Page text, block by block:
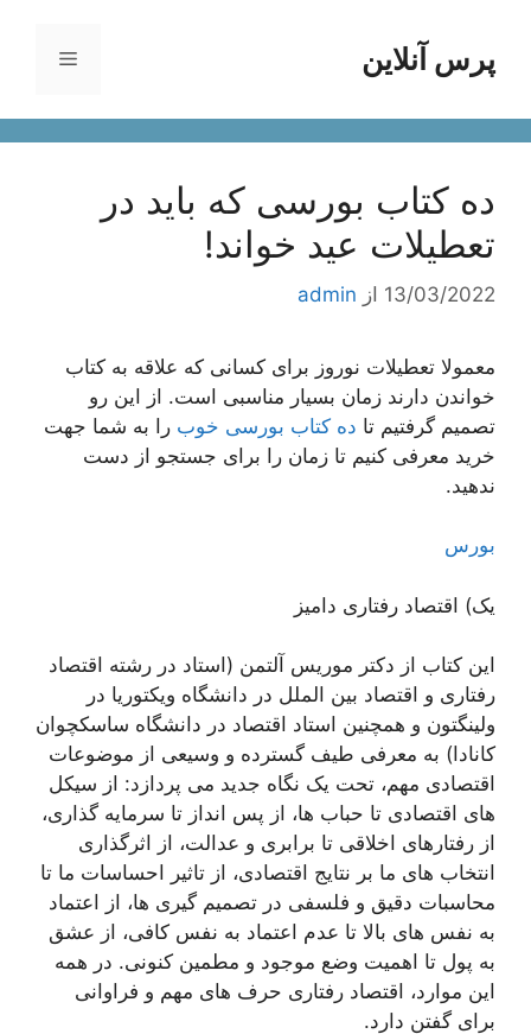
محتواپرس آنلاین فهرست
ده کتاب بورسی که باید در
تعطیلات عید خواند!
13/03/2022 از admin
معمولا تعطیلات نوروز برای کسانی که علاقه به کتاب
خواندن دارند زمان بسیار مناسبی است. از این رو
تصمیم گرفتیم تا ده کتاب بورسی خوب را به شما جهت
خرید معرفی کنیم تا زمان را برای جستجو از دست
ندهید.
بورس
یک) اقتصاد رفتاری دامیز
این کتاب از دکتر موریس آلتمن (استاد در رشته اقتصاد
رفتاری و اقتصاد بین الملل در دانشگاه ویکتوریا در
ولینگتون و همچنین استاد اقتصاد در دانشگاه ساسکچوان
کانادا) به معرفی طیف گسترده و وسیعی از موضوعات
اقتصادی مهم، تحت یک نگاه جدید می پردازد: از سیکل
های اقتصادی تا حباب ها، از پس انداز تا سرمایه گذاری،
از رفتارهای اخلاقی تا برابری و عدالت، از اثرگذاری
انتخاب های ما بر نتایج اقتصادی، از تاثیر احساسات ما تا
محاسبات دقیق و فلسفی در تصمیم گیری ها، از اعتماد
به نفس های بالا تا عدم اعتماد به نفس کافی، از عشق
به پول تا اهمیت وضع موجود و مطمين کنونی. در همه
این موارد، اقتصاد رفتاری حرف های مهم و فراوانی
برای گفتن دارد.